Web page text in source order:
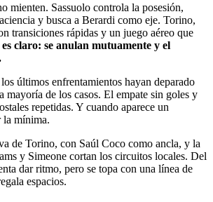
mienten. Sassuolo controla la posesión,
y busca a Berardi como eje. Torino,
transiciones rápidas y un juego aéreo que
claro: se anulan mutuamente y el
últimos enfrentamientos hayan deparado
mayoría de los casos. El empate sin goles y
repetidas. Y cuando aparece un
la mínima.
de Torino, con Saúl Coco como ancla, y la
y Simeone cortan los circuitos locales. Del
dar ritmo, pero se topa con una línea de
espacios.